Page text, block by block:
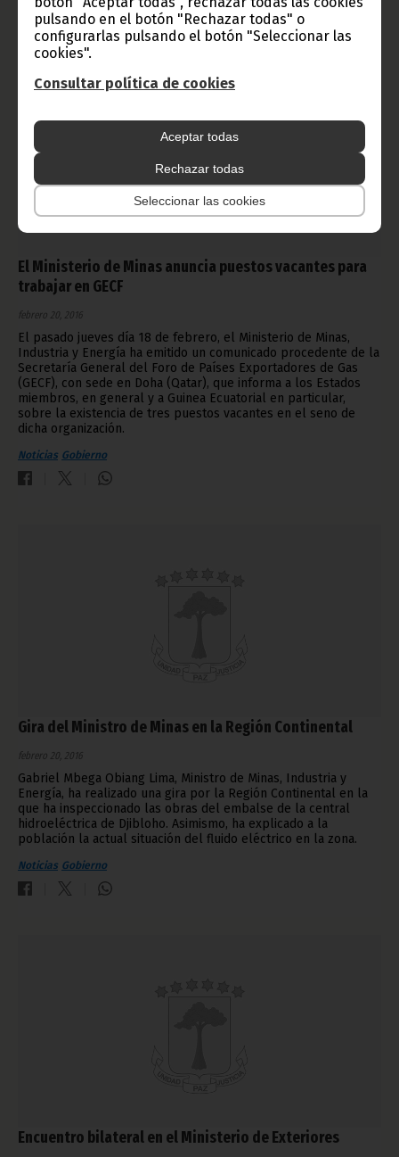
pulsando en el botón "Rechazar todas" o
configurarlas pulsando el botón "Seleccionar las
cookies".
Consultar política de cookies
Aceptar todas
Rechazar todas
Seleccionar las cookies
El Ministerio de Minas anuncia puestos vacantes para
trabajar en GECF
febrero 20, 2016
El pasado jueves día 18 de febrero, el Ministerio de Minas,
Industria y Energía ha emitido un comunicado procedente de la
Secretaría General del Foro de Países Exportadores de Gas
(GECF), con sede en Doha (Qatar), que informa a los Estados
miembros, en general y a Guinea Ecuatorial en particular,
sobre la existencia de tres puestos vacantes en el seno de
dicha organización.
Noticias Gobierno
Gira del Ministro de Minas en la Región Continental
febrero 20, 2016
Gabriel Mbega Obiang Lima, Ministro de Minas, Industria y
Energía, ha realizado una gira por la Región Continental en la
que ha inspeccionado las obras del embalse de la central
hidroeléctrica de Djibloho. Asimismo, ha explicado a la
población la actual situación del fluido eléctrico en la zona.
Noticias Gobierno
Encuentro bilateral en el Ministerio de Exteriores